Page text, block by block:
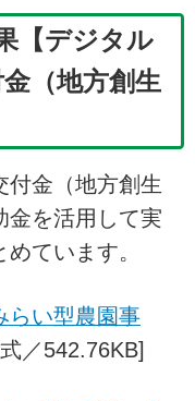
【デジタル
（地方創生
付金（地方創生
金を活用して実
ています。
らい型農園事
／542.76KB]